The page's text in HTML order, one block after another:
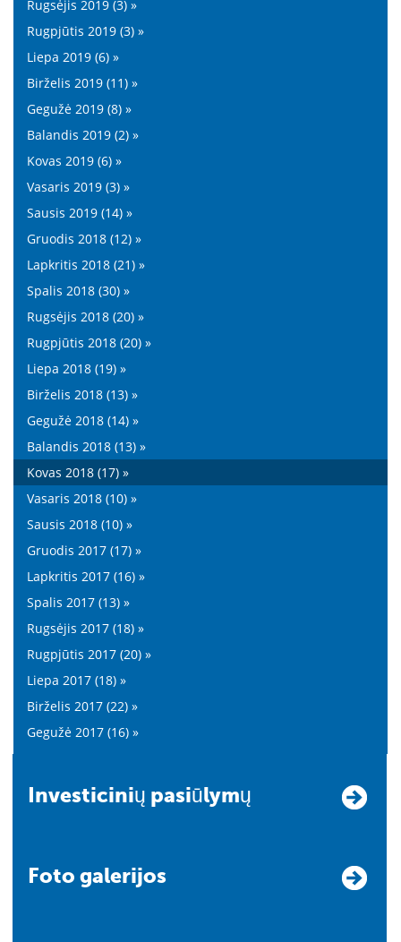
Rugsėjis 2019 (3) »
Rugpjūtis 2019 (3) »
Liepa 2019 (6) »
Birželis 2019 (11) »
Gegužė 2019 (8) »
Balandis 2019 (2) »
Kovas 2019 (6) »
Vasaris 2019 (3) »
Sausis 2019 (14) »
Gruodis 2018 (12) »
Lapkritis 2018 (21) »
Spalis 2018 (30) »
Rugsėjis 2018 (20) »
Rugpjūtis 2018 (20) »
Liepa 2018 (19) »
Birželis 2018 (13) »
Gegužė 2018 (14) »
Balandis 2018 (13) »
Kovas 2018 (17) »
Vasaris 2018 (10) »
Sausis 2018 (10) »
Gruodis 2017 (17) »
Lapkritis 2017 (16) »
Spalis 2017 (13) »
Rugsėjis 2017 (18) »
Rugpjūtis 2017 (20) »
Liepa 2017 (18) »
Birželis 2017 (22) »
Gegužė 2017 (16) »
Investicinių pasiūlymų
Foto galerijos